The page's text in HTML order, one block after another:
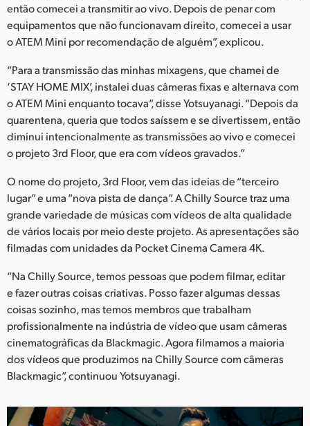
então comecei a transmitir ao vivo. Depois de penar com
equipamentos que não funcionavam direito, comecei a usar
o ATEM Mini por recomendação de alguém”, explicou.
“Para a transmissão das minhas mixagens, que chamei de
‘STAY HOME MIX’, instalei duas câmeras fixas e alternava com
o ATEM Mini enquanto tocava”, disse Yotsuyanagi. “Depois da
quarentena, queria que todos saíssem e se divertissem, então
diminui intencionalmente as transmissões ao vivo e comecei
o projeto 3rd Floor, que era com vídeos gravados.”
O nome do projeto, 3rd Floor, vem das ideias de “terceiro
lugar” e uma “nova pista de dança”. A Chilly Source traz uma
grande variedade de músicas com vídeos de alta qualidade
de vários locais por meio deste projeto. As apresentações são
filmadas com unidades da Pocket Cinema Camera 4K.
“Na Chilly Source, temos pessoas que podem filmar, editar
e fazer outras coisas criativas. Posso fazer algumas dessas
coisas sozinho, mas temos membros que trabalham
profissionalmente na indústria de vídeo que usam câmeras
cinematográficas da Blackmagic. Agora filmamos a maioria
dos vídeos que produzimos na Chilly Source com câmeras
Blackmagic”, continuou Yotsuyanagi.